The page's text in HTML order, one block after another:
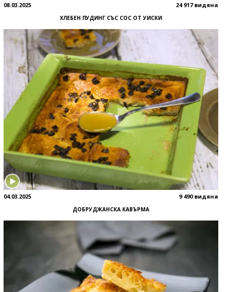
08.03.2025 24 917 видяна
ХЛЕБЕН ПУДИНГ СЪС СОС ОТ УИСКИ
04.03.2025 9 490 видяна
ДОБРУДЖАНСКА КАВЪРМА